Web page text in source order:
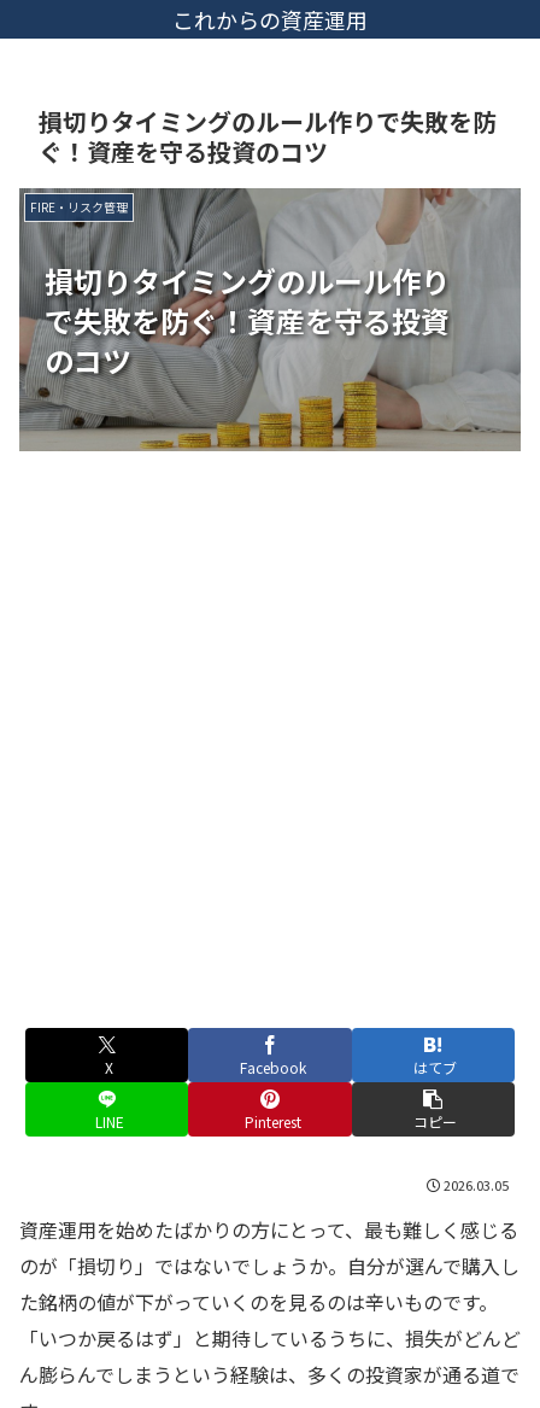
これからの資産運用
損切りタイミングのルール作りで失敗を防
ぐ！資産を守る投資のコツ
損切りタイミングのルール作り
で失敗を防ぐ！資産を守る投資
のコツ
FIRE・リスク管理
X Facebook はてブ
LINE Pinterest コピー
2026.03.05
資産運用を始めたばかりの方にとって、最も難しく感じる
のが「損切り」ではないでしょうか。自分が選んで購入し
た銘柄の値が下がっていくのを見るのは辛いものです。
「いつか戻るはず」と期待しているうちに、損失がどんど
ん膨らんでしまうという経験は、多くの投資家が通る道で